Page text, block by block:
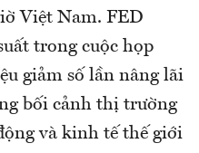
Việt Nam. FED
trong cuộc họp
giảm số lần nâng lãi
bối cảnh thị trường
và kinh tế thế giới